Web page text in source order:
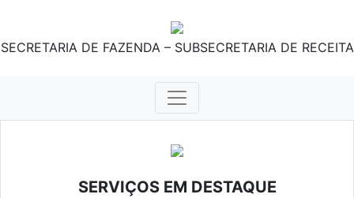
SECRETARIA DE FAZENDA – SUBSECRETARIA DE RECEITA
SERVIÇOS EM DESTAQUE